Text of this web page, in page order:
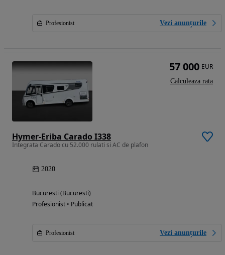
Profesionist Vezi anunțurile
Hymer-Eriba Carado I338
Integrata Carado cu 52.000 rulati si AC de plafon
2020
Bucuresti (Bucuresti)
Profesionist • Publicat
Profesionist Vezi anunțurile
57 000 EUR
Calculeaza rata